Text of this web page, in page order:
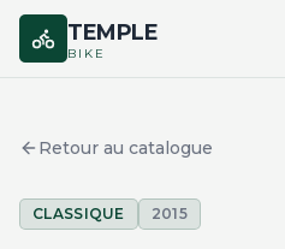
TEMPLE
BIKE
MARQUES
Retour au catalogue
CLASSIQUE 2015